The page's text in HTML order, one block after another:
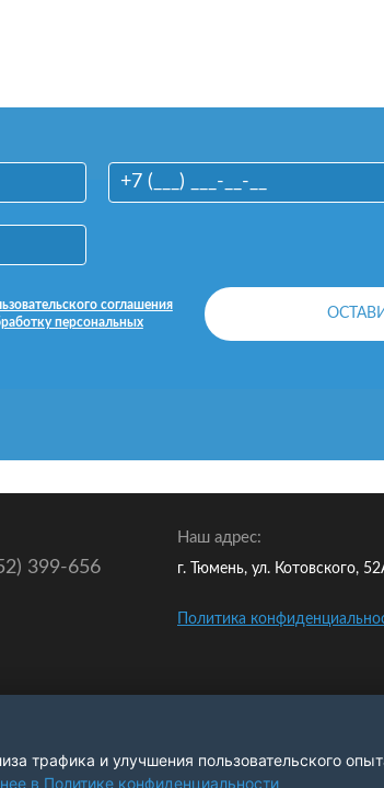
соглашения
персональных
399-656
Наш адрес:
г. Тюмень, ул. Котовского,
Политика
трафика и улучшения пользовательского
в Политике конфиденциальности